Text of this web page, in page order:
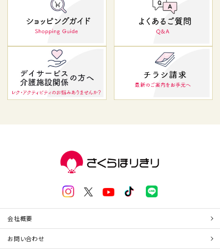
会社概要
お問い合わせ